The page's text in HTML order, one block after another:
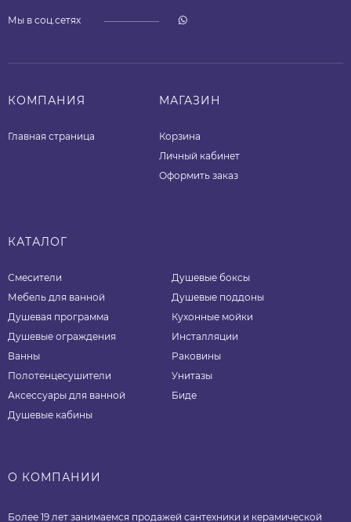
Мы в соц.сетях
КОМПАНИЯ
Главная страница
МАГАЗИН
Корзина
Личный кабинет
Оформить заказ
КАТАЛОГ
Смесители
Мебель для ванной
Душевая программа
Душевые ограждения
Ванны
Полотенцесушители
Аксессуары для ванной
Душевые кабины
Душевые боксы
Душевые поддоны
Кухонные мойки
Инсталляции
Раковины
Унитазы
Биде
О КОМПАНИИ
Более 19 лет занимаемся продажей сантехники и керамической